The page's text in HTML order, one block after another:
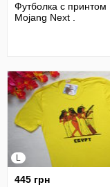
Футболка с принтом
Mojang Next .
L
445 грн